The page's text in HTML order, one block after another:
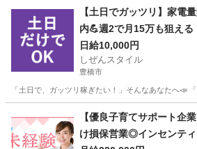
家電量販店 スタッフ
【土日でガッツリ】家電
内💪週2で月15万も狙える
日給10,000円
しぜんスタイル
豊橋市
「土日で、ガッツリ稼ぎたい！」そんなあなたへ
家電量販店 フルコミ
【優良子育てサポート企
け損保営業◎インセンテ